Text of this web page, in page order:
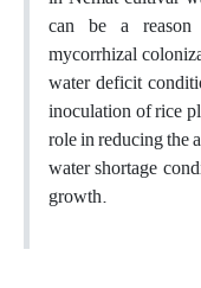
can be a
mycorrhizal
water deficit
inoculation of rice
role in reducing the
water shortage
growth.